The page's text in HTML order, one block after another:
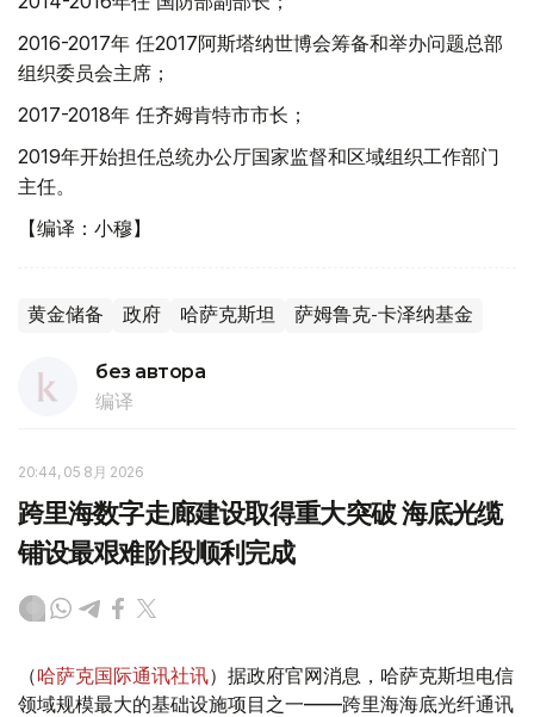
2016-2017年 任2017阿斯塔纳世博会筹备和举办问题总部
组织委员会主席；
2017-2018年 任齐姆肯特市市长；
2019年开始担任总统办公厅国家监督和区域组织工作部门
主任。
【编译：小穆】
黄金储备 政府 哈萨克斯坦 萨姆鲁克-卡泽纳基金
без автора
编译
20:44, 05 8月 2026
跨里海数字走廊建设取得重大突破 海底光缆
铺设最艰难阶段顺利完成
（哈萨克国际通讯社讯）据政府官网消息，哈萨克斯坦电信
领域规模最大的基础设施项目之一——跨里海海底光纤通讯